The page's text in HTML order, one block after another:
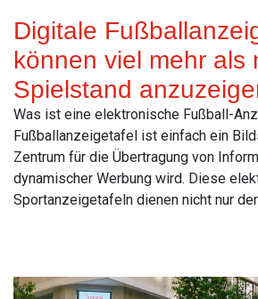
Digitale
können viel mehr als
Spielstand
Was ist eine elektronische Fußball-
Fußballanzeigetafel ist einfach ein
Zentrum für die Übertragung von
dynamischer Werbung wird. Diese
Sportanzeigetafeln dienen nicht nur der